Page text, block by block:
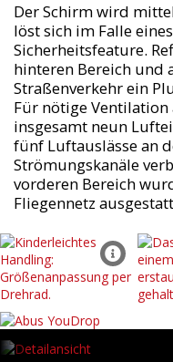
Der Schirm wird
löst sich im Falle
Sicherheitsfeature.
hinteren Bereich und
Straßenverkehr ein
Für nötige Ventilation
insgesamt neun
fünf Luftauslässe an
Strömungskanäle
vorderen Bereich
Fliegennetz